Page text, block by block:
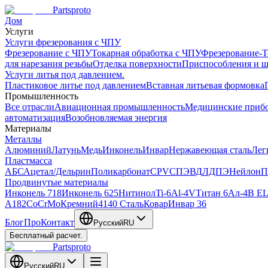
Partsproto
Дом
Услуги
Услуги фрезерования с ЧПУ
Фрезерование с ЧПУТокарная обработка с ЧПУФрезерование-
для нарезания резьбыОтделка поверхностиПриспособления и
Услуги литья под давлением.
Пластиковое литье под давлениемВставная литьевая формовка
Промышленность
Все отраслиАвиационная промышленностьМедицинские
автоматизацияВозобновляемая энергия
Материалы
Металлы
АлюминийЛатуньМедьИнконельИнварНержавеющая сталь
Пластмасса
АБСАцетал/ДельринПоликарбонатCPVCПЭВДЛДПЭНейлон
Продвинутые материалы
Инконель 718Инконель 625НитинолTi-6Al-4VТитан 6Ал-4В
A182CoCrMoКремний4140 СтальКоварИнвар 36
БлогПроКонтакт РусскийRU
Бесплатный расчет.
Partsproto
РусскийRU